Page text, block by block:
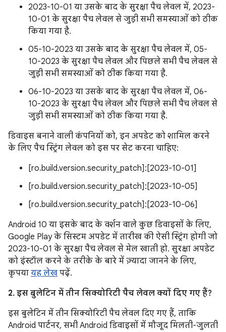
2023-10-01 या उसके बाद के सुरक्षा पैच लेवल में, 2023-
10-01 के सुरक्षा पैच लेवल से जुड़ी सभी समस्याओं को ठीक
किया गया है.
05-10-2023 या उसके बाद के सुरक्षा पैच लेवल में, 05-
10-2023 के सुरक्षा पैच लेवल और पिछले सभी पैच लेवल से
जुड़ी सभी समस्याओं को ठीक किया गया है.
06-10-2023 या उसके बाद के सुरक्षा पैच लेवल में, 06-
10-2023 के सुरक्षा पैच लेवल और पिछले सभी पैच लेवल से
जुड़ी सभी समस्याओं को ठीक किया गया है.
डिवाइस बनाने वाली कंपनियों को, इन अपडेट को शामिल करने
के लिए पैच स्ट्रिंग लेवल को इस पर सेट करना चाहिए:
[ro.build.version.security_patch]:[2023-10-01]
[ro.build.version.security_patch]:[2023-10-05]
[ro.build.version.security_patch]:[2023-10-06]
Android 10 या इसके बाद के वर्शन वाले कुछ डिवाइसों के लिए,
Google Play के सिस्टम अपडेट में तारीख की ऐसी स्ट्रिंग होगी जो
2023-10-01 के सुरक्षा पैच लेवल से मेल खाती हो. सुरक्षा अपडेट
को इंस्टॉल करने के तरीके के बारे में ज़्यादा जानने के लिए,
कृपया यह लेख पढ़ें.
2. इस बुलेटिन में तीन सिक्योरिटी पैच लेवल क्यों दिए गए हैं?
इस बुलेटिन में तीन सिक्योरिटी पैच लेवल दिए गए हैं, ताकि
Android पार्टनर, सभी Android डिवाइसों में मौजूद मिलती-जुलती